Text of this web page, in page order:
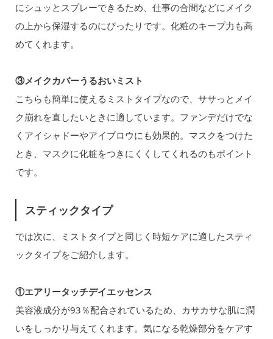
にシュッとスプレーできるため、仕事の合間などにメイク
の上から保湿するのにぴったりです。化粧のキープ力も高
めてくれます。
③メイクカバーうるおいミスト
こちらも簡単に使えるミストタイプなので、ササっとメイ
ク崩れを直したいときに適しています。ファンデだけでな
くアイシャドーやアイブロウにも効果的。マスクをつけた
とき、マスクに化粧をつきにくくしてくれるのもポイント
です。
スティックタイプ
では次に、ミストタイプと同じく時短ケアに適したスティ
ックタイプをご紹介します。
①エアリータッチデイエッセンス
美容液成分が93％配合されているため、カサカサな肌に潤
いをしっかり与えてくれます。気になる乾燥部分をケアす